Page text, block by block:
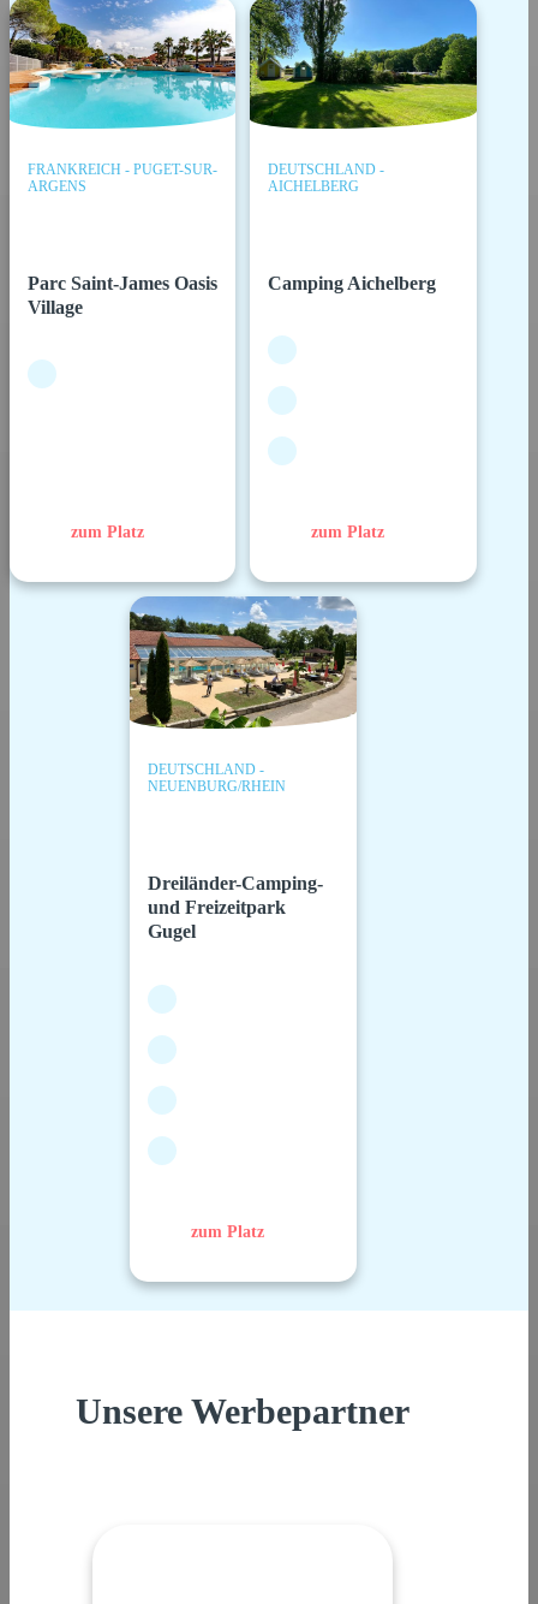
FRANKREICH - PUGET-SUR-
ARGENS
Parc Saint-James Oasis
Village
zum Platz
DEUTSCHLAND -
AICHELBERG
Camping Aichelberg
zum Platz
DEUTSCHLAND -
NEUENBURG/RHEIN
Dreiländer-Camping-
und Freizeitpark
Gugel
zum Platz
Unsere Werbepartner